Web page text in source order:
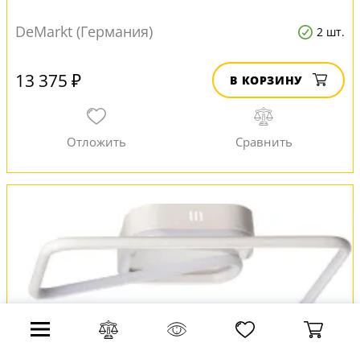
DeMarkt (Германия) 2 шт.
13 375 ₽ В КОРЗИНУ